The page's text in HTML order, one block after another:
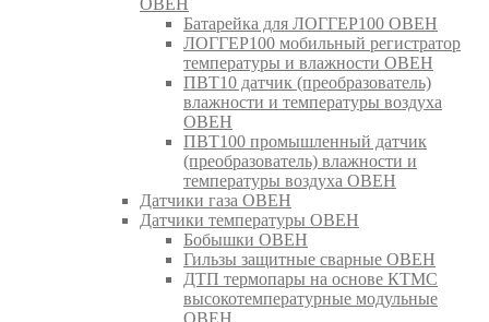
ОВЕН
Батарейка для ЛОГГЕР100 ОВЕН
ЛОГГЕР100 мобильный регистратор
температуры и влажности ОВЕН
ПВТ10 датчик (преобразователь)
влажности и температуры воздуха
ОВЕН
ПВТ100 промышленный датчик
(преобразователь) влажности и
температуры воздуха ОВЕН
Датчики газа ОВЕН
Датчики температуры ОВЕН
Бобышки ОВЕН
Гильзы защитные сварные ОВЕН
ДТП термопары на основе КТМС
высокотемпературные модульные